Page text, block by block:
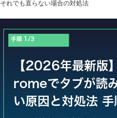
それでも直らない場合の対処法